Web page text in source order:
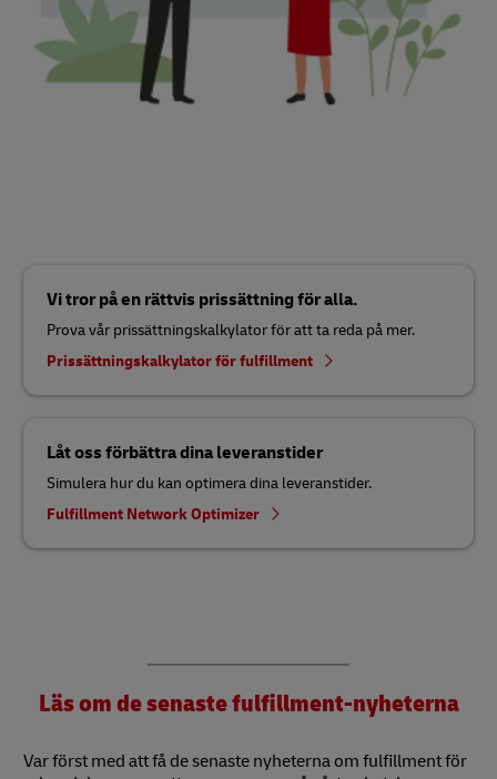
Vi tror på en rättvis prissättning för alla.
Prova vår prissättningskalkylator för att ta reda på mer.
Prissättningskalkylator för fulfillment
Låt oss förbättra dina leveranstider
Simulera hur du kan optimera dina leveranstider.
Fulfillment Network Optimizer
Läs om de senaste fulfillment-nyheterna
Var först med att få de senaste nyheterna om fulfillment för